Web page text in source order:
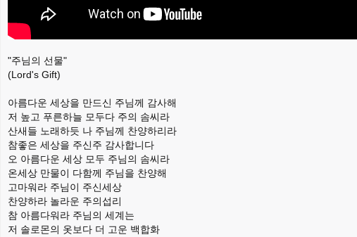
"주님의 선물"
(Lord's Gift)
아름다운 세상을 만드신 주님께 감사해
저 높고 푸른하늘 모두다 주의 솜씨라
산새들 노래하듯 나 주님께 찬양하리라
참좋은 세상을 주신주 감사합니다
오 아름다운 세상 모두 주님의 솜씨라
온세상 만물이 다함께 주님을 찬양해
고마워라 주님이 주신세상
찬양하라 놀라운 주의섭리
참 아름다워라 주님의 세계는
저 솔로몬의 옷보다 더 고운 백합화